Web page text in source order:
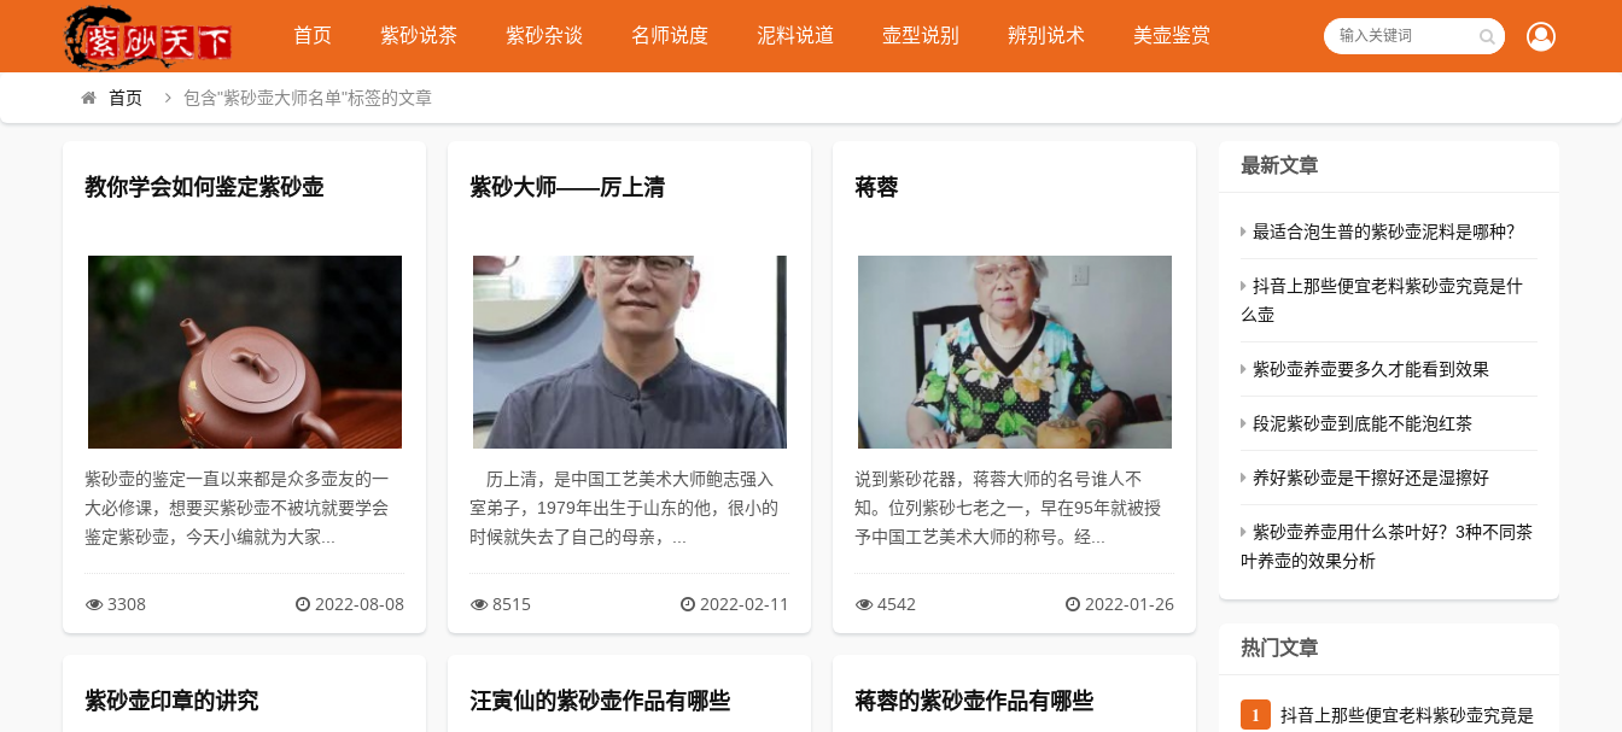
首页 紫砂说茶 紫砂杂谈 名师说度 泥料说道 壶型说别 辨别说术 美壶鉴赏
首页 包含"紫砂壶大师名单"标签的文章
教你学会如何鉴定紫砂壶
紫砂壶的鉴定一直以来都是众多壶友的一
大必修课，想要买紫砂壶不被坑就要学会
鉴定紫砂壶，今天小编就为大家...
3308 2022-08-08
紫砂大师——厉上清
历上清，是中国工艺美术大师鲍志强入
室弟子，1979年出生于山东的他，很小的
时候就失去了自己的母亲，...
8515 2022-02-11
蒋蓉
说到紫砂花器，蒋蓉大师的名号谁人不
知。位列紫砂七老之一，早在95年就被授
予中国工艺美术大师的称号。经...
4542 2022-01-26
紫砂壶印章的讲究 汪寅仙的紫砂壶作品有哪些 蒋蓉的紫砂壶作品有哪些
最新文章
最适合泡生普的紫砂壶泥料是哪种？
抖音上那些便宜老料紫砂壶究竟是什
么壶
紫砂壶养壶要多久才能看到效果
段泥紫砂壶到底能不能泡红茶
养好紫砂壶是干擦好还是湿擦好
紫砂壶养壶用什么茶叶好？3种不同茶
叶养壶的效果分析
热门文章
1
抖音上那些便宜老料紫砂壶究竟是